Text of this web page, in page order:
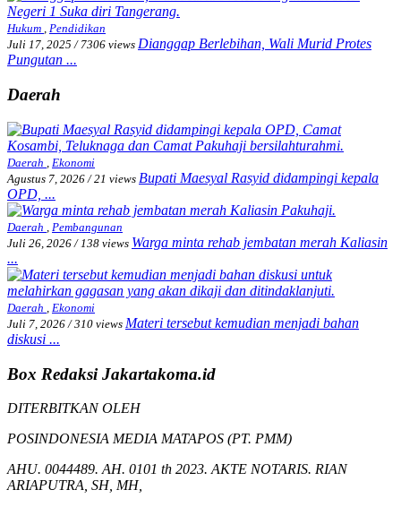
Hukum , Pendidikan
Juli 17, 2025 / 7306 views Dianggap Berlebihan, Wali Murid Protes
Pungutan ...
Daerah
Daerah
Ekonomi
Agustus 7, 2026 / 21 views Bupati Maesyal Rasyid didampingi kepala
OPD, ...
Daerah
Pembangunan
Juli 26, 2026 / 138 views Warga minta rehab jembatan merah Kaliasin
...
Daerah
Ekonomi
Juli 7, 2026 / 310 views Materi tersebut kemudian menjadi bahan
diskusi ...
Box Redaksi Jakartakoma.id
DITERBITKAN OLEH
POSINDONESIA MEDIA MATAPOS (PT. PMM)
AHU. 0044489. AH. 0101 th 2023. AKTE NOTARIS. RIAN
ARIAPUTRA, SH, MH,